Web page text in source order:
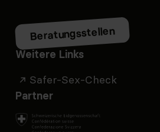
Beratungsstellen
Weitere Links
Safer-Sex-Check
Partner